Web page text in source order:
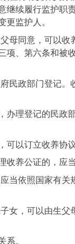
继续履行监护职
更监护人。
母同意，可以收
项、第六条和被
民政部门登记。
办理登记的民政
可以订立收养协
收养公证的，应
当依照国家有关
女，可以由生父
系。